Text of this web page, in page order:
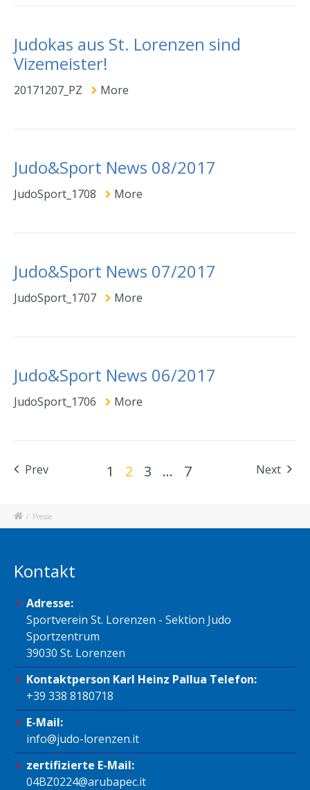
Judokas aus St. Lorenzen sind
Vizemeister!
20171207_PZ More
Judo&Sport News 08/2017
JudoSport_1708 More
Judo&Sport News 07/2017
JudoSport_1707 More
Judo&Sport News 06/2017
JudoSport_1706 More
Prev 1 2 3 … 7 Next
/ Presse
Kontakt
Adresse:
Sportverein St. Lorenzen - Sektion Judo
Sportzentrum
39030 St. Lorenzen
Kontaktperson Karl Heinz Pallua Telefon:
+39 338 8180718
E-Mail:
info@judo-lorenzen.it
zertifizierte E-Mail:
04BZ0224@arubapec.it